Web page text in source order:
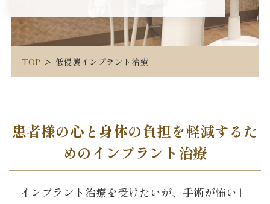
TOP 低侵襲インプラント治療
患者様の心と身体の負担を軽減するた
めのインプラント治療
「インプラント治療を受けたいが、手術が怖い」